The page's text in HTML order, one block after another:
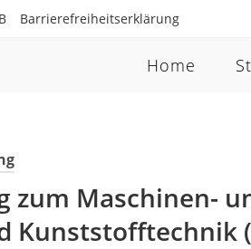
Barrierefreiheitserklärung
Home
zum Maschinen-
Kunststofftechnik